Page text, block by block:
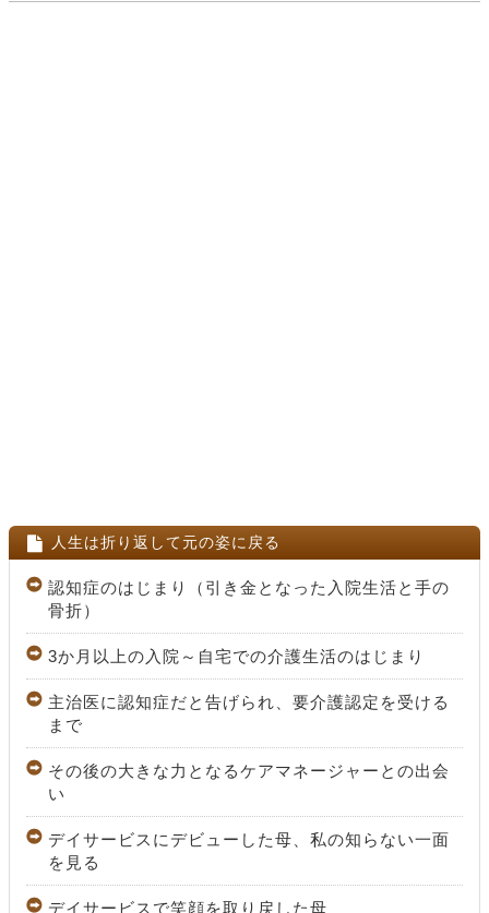
人生は折り返して元の姿に戻る
認知症のはじまり（引き金となった入院生活と手の
骨折）
3か月以上の入院～自宅での介護生活のはじまり
主治医に認知症だと告げられ、要介護認定を受ける
まで
その後の大きな力となるケアマネージャーとの出会
い
デイサービスにデビューした母、私の知らない一面
を見る
デイサービスで笑顔を取り戻した母